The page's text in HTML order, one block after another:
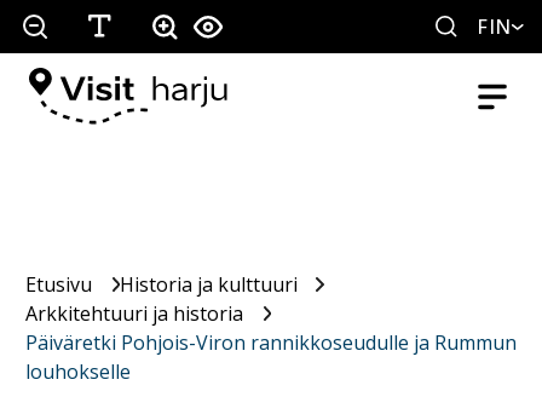
FIN
Etusivu
Historia ja kulttuuri
Arkkitehtuuri ja historia
Päiväretki Pohjois-Viron rannikkoseudulle ja Rummun
louhokselle